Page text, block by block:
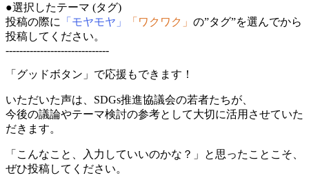
●選択したテーマ (タグ)
投稿の際に
「モヤモヤ」 「ワクワク」 の”タグ”を選んでから
投稿してください。
------------------------------
「グッドボタン」で応援もできます！
いただいた声は、SDGs推進協議会の若者たちが、
今後の議論やテーマ検討の参考として大切に活用させていた
だきます。
「こんなこと、入力していいのかな？」と思ったことこそ、
ぜひ投稿してください。